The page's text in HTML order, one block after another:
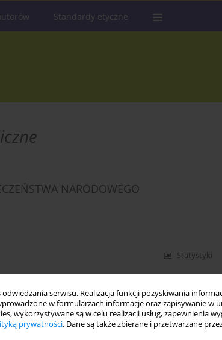
serwisu. Realizacja funkcji pozyskiwania
w formularzach informacje oraz zapisywanie w
wykorzystywane są w celu realizacji usług, zapewnienia
prywatności. Dane są także zbierane i przetwarzane
Standardy etyczne
NARODOWEGO
Statystyki